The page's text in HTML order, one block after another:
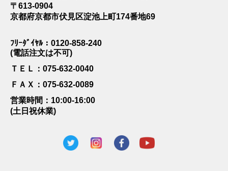
〒613-0904
京都府京都市伏見区淀池上町174番地69
ﾌﾘｰﾀﾞｲﾔﾙ：0120-858-240
(電話注文は不可)
ＴＥＬ：075-632-0040
ＦＡＸ：075-632-0089
営業時間：10:00-16:00
(土日祝休業)